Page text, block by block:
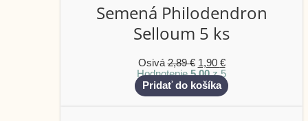
Semená Philodendron
Selloum 5 ks
Osivá2,89€ 1,90 €
Hodnotenie5.00z 5
Pridať do košíka